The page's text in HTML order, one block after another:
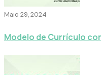
Maio 29, 2024
Modelo de Currículo